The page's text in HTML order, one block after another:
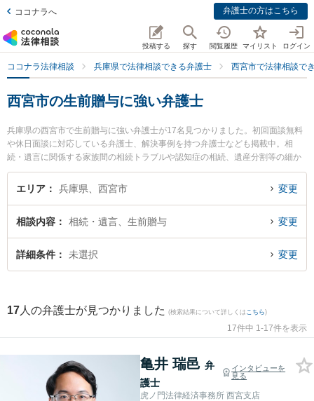
ココナラへ 弁護士の方はこちら
投稿する 探す 閲覧履歴 マイリスト ログイン
ココナラ法律相談 兵庫県で法律相談できる弁護士 西宮市で法律相談で
西宮市の生前贈与に強い弁護士
兵庫県の西宮市で生前贈与に強い弁護士が17名見つかりました。初回面談無料
や休日面談に対応している弁護士、解決事例を持つ弁護士なども掲載中。相
続・遺言に関係する家族間の相続トラブルや認知症の相続、遺産分割等の細か
な分野での絞り込み検索もでき便利です。特に虎ノ門法律経済事務所 西宮支店
の亀井 瑞邑弁護士や弁護士法人芦屋西宮市民法律事務所の関本 龍志弁護士、フ
ブルを今すぐに弁護士に相談したい』『生前贈与のトラブル解決の実績豊富な
近くの弁護士を検索したい』『初回相談無料で生前贈与を法律相談できる西宮
市内の弁護士に相談予約したい』などでお困りの相談者さんにおすすめです。
エリア 兵庫県、西宮市 変更
相談内容 相続・遺言、生前贈与 変更
詳細条件 未選択 変更
17 人の弁護士が見つかりました (検索結果について詳しくは こちら)
17件中 1-17件を表示
亀井 瑞邑 弁
護士
インタビューを
見る
虎ノ門法律経済事務所 西宮支店